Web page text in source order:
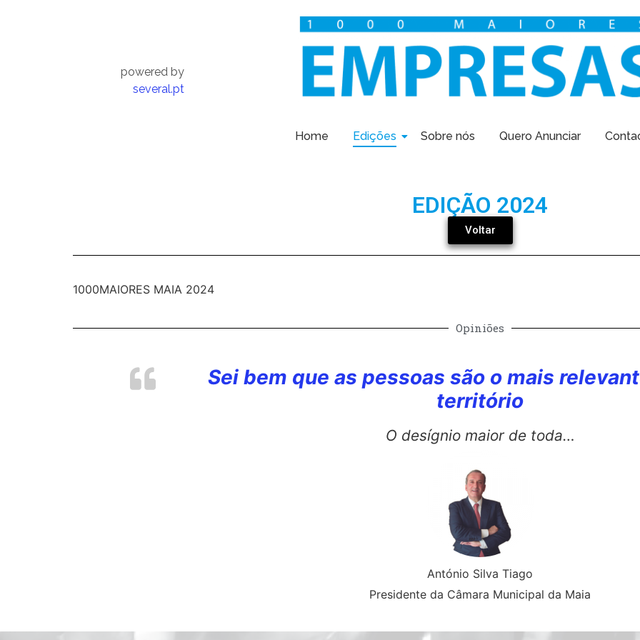
powered by
several.pt
Home Edições Sobre nós Quero Anunciar
EDIÇÃO 2024
Voltar
1000MAIORES MAIA 2024
Opiniões
Sei bem que as pessoas são o mais
território
O desígnio maior de toda…
António Silva Tiago
Presidente da Câmara Municipal da Maia